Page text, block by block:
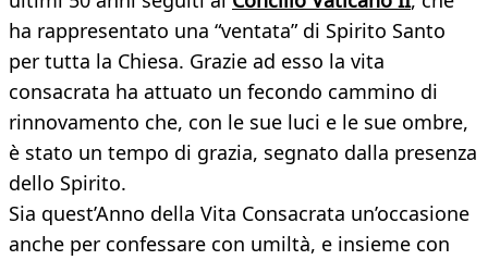
ha rappresentato una “ventata” di Spirito Santo
per tutta la Chiesa. Grazie ad esso la vita
consacrata ha attuato un fecondo cammino di
rinnovamento che, con le sue luci e le sue ombre,
è stato un tempo di grazia, segnato dalla presenza
dello Spirito.
Sia quest’Anno della Vita Consacrata un’occasione
anche per confessare con umiltà, e insieme con